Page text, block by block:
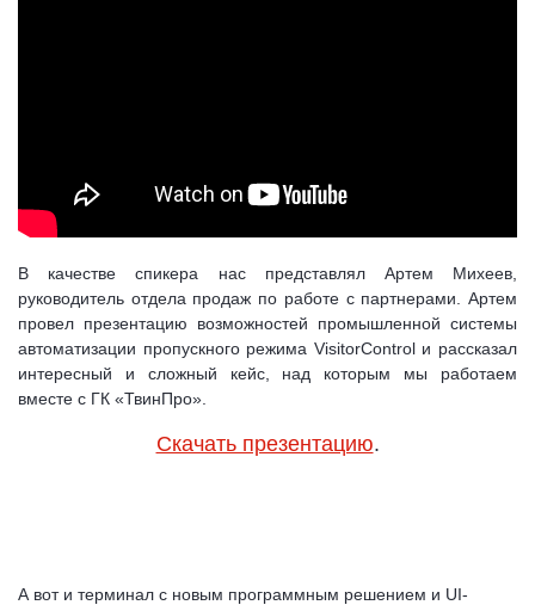
В качестве спикера нас представлял Артем Михеев,
руководитель отдела продаж по работе с партнерами. Артем
провел презентацию возможностей промышленной системы
автоматизации пропускного режима VisitorControl и рассказал
интересный и сложный кейс, над которым мы работаем
вместе с ГК «ТвинПро».
Скачать презентацию.
А вот и терминал с новым программным решением и UI-